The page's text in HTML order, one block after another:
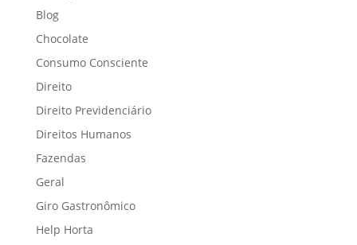
Blog
Chocolate
Consumo Consciente
Direito
Direito Previdenciário
Direitos Humanos
Fazendas
Geral
Giro Gastronômico
Help Horta